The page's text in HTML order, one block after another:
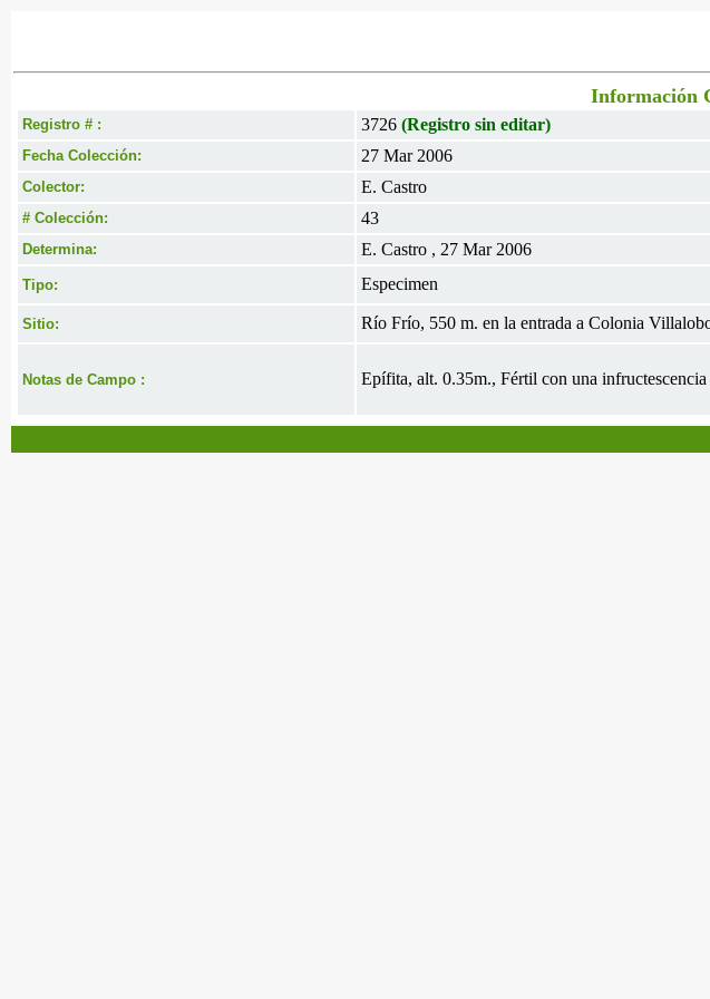
Información
Registro # : 3726 (Registro sin editar)
Fecha Colección: 27 Mar 2006
Colector: E. Castro
# Colección: 43
Determina: E. Castro , 27 Mar 2006
Tipo: Especimen
Sitio: Río Frío, 550 m. en la entrada a Colonia
Notas de Campo : Epífita, alt. 0.35m., Fértil con una